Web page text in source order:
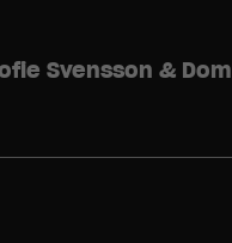
Svensson &